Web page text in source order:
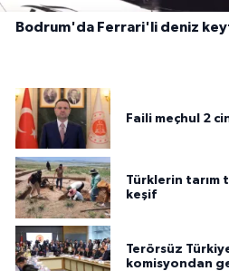
Bodrum'da Ferrari'li deniz
Faili meçhul 2
Türklerin tarım
keşif
Terörsüz
komisyondan